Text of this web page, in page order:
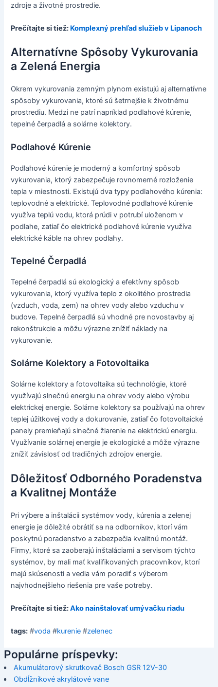
zdroje a životné prostredie.
Prečítajte si tiež: Komplexný prehľad služieb v Lipanoch
Alternatívne Spôsoby Vykurovania
a Zelená Energia
Okrem vykurovania zemným plynom existujú aj alternatívne
spôsoby vykurovania, ktoré sú šetrnejšie k životnému
prostrediu. Medzi ne patrí napríklad podlahové kúrenie,
tepelné čerpadlá a solárne kolektory.
Podlahové Kúrenie
Podlahové kúrenie je moderný a komfortný spôsob
vykurovania, ktorý zabezpečuje rovnomerné rozloženie
tepla v miestnosti. Existujú dva typy podlahového kúrenia:
teplovodné a elektrické. Teplovodné podlahové kúrenie
využíva teplú vodu, ktorá prúdi v potrubí uloženom v
podlahe, zatiaľ čo elektrické podlahové kúrenie využíva
elektrické káble na ohrev podlahy.
Tepelné Čerpadlá
Tepelné čerpadlá sú ekologický a efektívny spôsob
vykurovania, ktorý využíva teplo z okolitého prostredia
(vzduch, voda, zem) na ohrev vody alebo vzduchu v
budove. Tepelné čerpadlá sú vhodné pre novostavby aj
rekonštrukcie a môžu výrazne znížiť náklady na
vykurovanie.
Solárne Kolektory a Fotovoltaika
Solárne kolektory a fotovoltaika sú technológie, ktoré
využívajú slnečnú energiu na ohrev vody alebo výrobu
elektrickej energie. Solárne kolektory sa používajú na ohrev
teplej úžitkovej vody a dokurovanie, zatiaľ čo fotovoltaické
panely premieňajú slnečné žiarenie na elektrickú energiu.
Využívanie solárnej energie je ekologické a môže výrazne
znížiť závislosť od tradičných zdrojov energie.
Dôležitosť Odborného Poradenstva
a Kvalitnej Montáže
Pri výbere a inštalácii systémov vody, kúrenia a zelenej
energie je dôležité obrátiť sa na odborníkov, ktorí vám
poskytnú poradenstvo a zabezpečia kvalitnú montáž.
Firmy, ktoré sa zaoberajú inštaláciami a servisom týchto
systémov, by mali mať kvalifikovaných pracovníkov, ktorí
majú skúsenosti a vedia vám poradiť s výberom
najvhodnejšieho riešenia pre vaše potreby.
Prečítajte si tiež:Ako nainštalovať umývačku riadu
tags: #voda #kurenie #zelenec
Populárne príspevky:
Akumulátorový skrutkovač Bosch GSR 12V-30
Obdĺžnikové akrylátové vane